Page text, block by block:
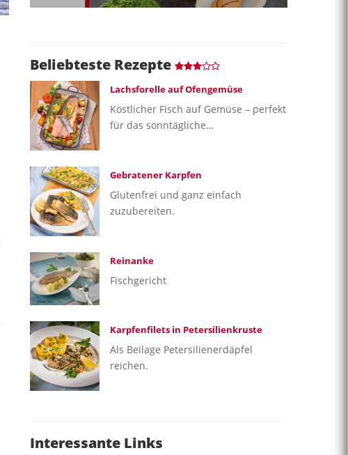
Beliebteste Rezepte
Lachsforelle auf Ofengemüse
Köstlicher Fisch auf Gemüse – perfekt
für das sonntägliche…
Gebratener Karpfen
Glutenfrei und ganz einfach
zuzubereiten.
Reinanke
Fischgericht
Karpfenfilets in Petersilienkruste
Als Beilage Petersilienerdäpfel
reichen.
Interessante Links